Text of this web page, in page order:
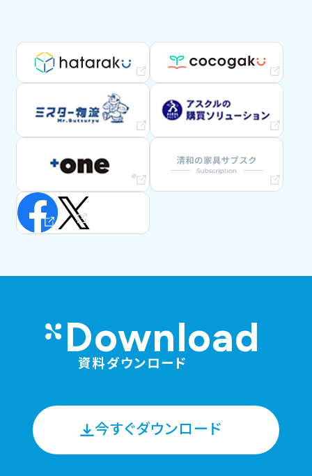
Download
資料ダウンロード
今すぐダウンロード